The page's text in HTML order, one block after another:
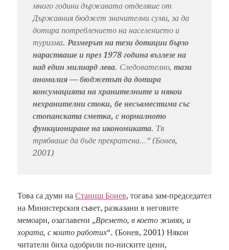
много години държавата отделяше от
Държавния бюджет значителни суми, за да
дотира потреблението на населението и
туризма. Размерът на тези дотации бързо
нарастваше и през 1978 година възлезе на
над един милиард лева. Следователно, тази
аномалия — бюджетът да дотира
консумацията на хранителните и някои
нехранителни стоки, бе несъвместима със
стопанската сметка, с нормалното
функциониране на икономиката. Тя
трябваше да бъде прекратена…“ (Бонев,
2001)
Това са думи на Станиш Бонев, тогава зам-председател
на Министерския съвет, разказани в неговите
мемоари, озаглавени „Времето, в което живях, и
хората, с които работих“. (Бонев, 2001) Някои
читатели биха одобрили по-ниските цени,